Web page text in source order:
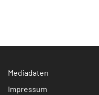
Mediadaten
Impressum